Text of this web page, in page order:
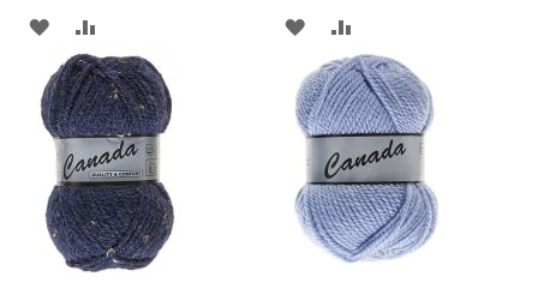
AJOUTER
À
LA
LISTE
D'ACHATS
AU
COMPARATEUR
AJOUTER
À
LA
LISTE
D'ACHATS
AU
COMPARATEUR